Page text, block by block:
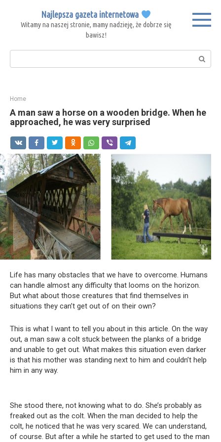
content
Najlepsza gazeta internetowa
Witamy na naszej stronie, mamy nadzieję, że dobrze się
bawisz!
Search:
Home
A man saw a horse on a wooden bridge. When he
approached, he was very surprised
Life has many obstacles that we have to overcome. Humans
can handle almost any difficulty that looms on the horizon.
But what about those creatures that find themselves in
situations they can’t get out of on their own?
This is what I want to tell you about in this article. On the way
out, a man saw a colt stuck between the planks of a bridge
and unable to get out. What makes this situation even darker
is that his mother was standing next to him and couldn’t help
him in any way.
She stood there, not knowing what to do. She’s probably as
freaked out as the colt. When the man decided to help the
colt, he noticed that he was very scared. We can understand,
of course. But after a while he started to get used to the man